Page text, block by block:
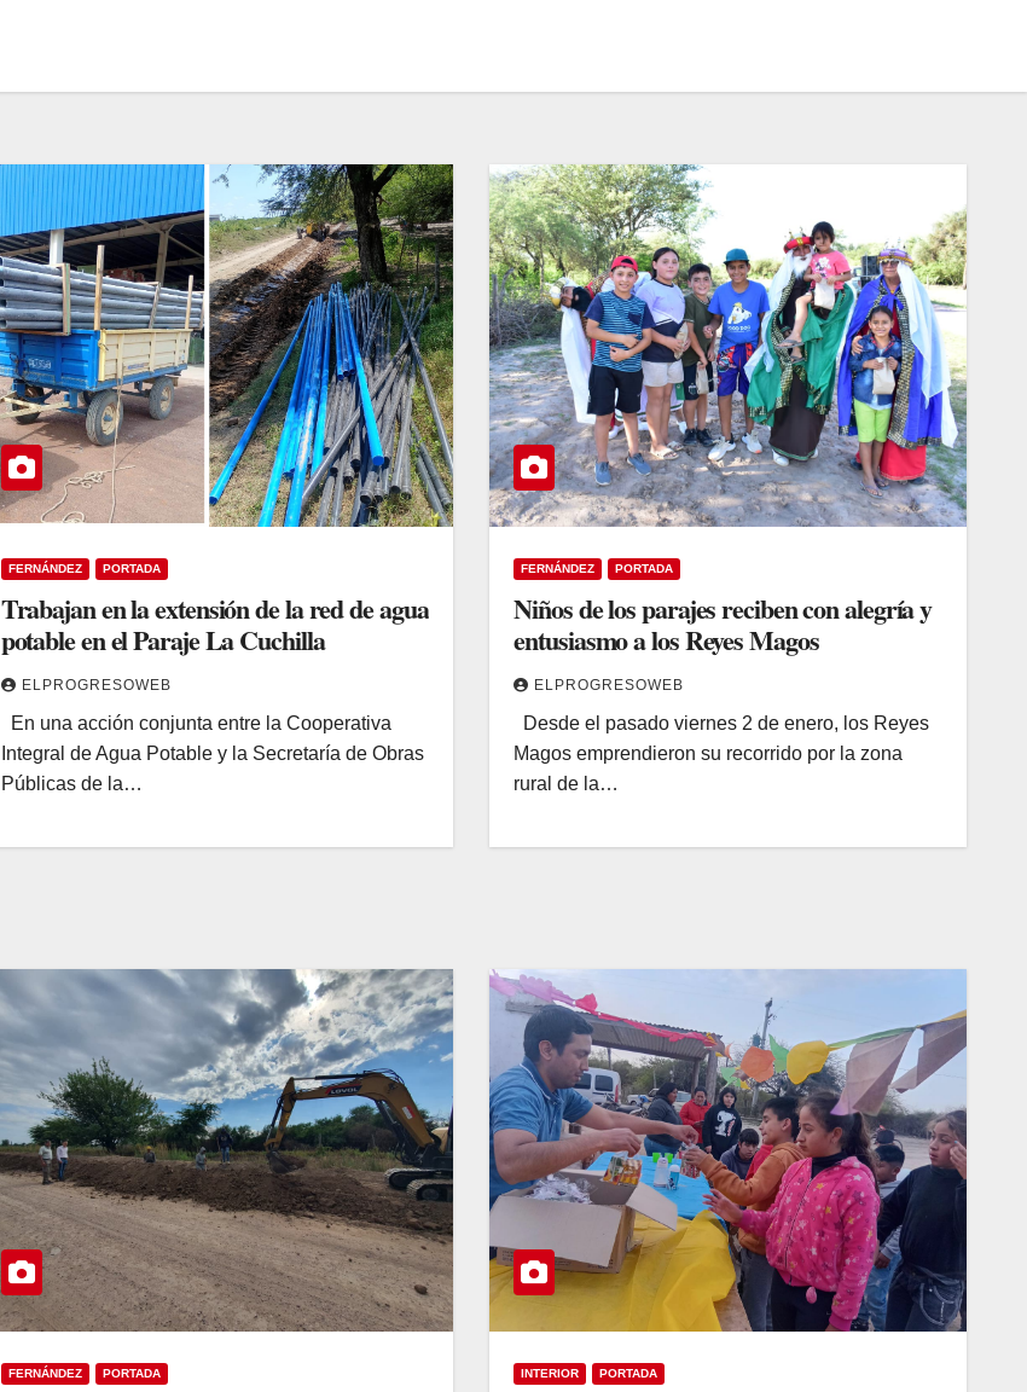
FERNÁNDEZ PORTADA
Trabajan en la extensión de la red de agua
potable en el Paraje La Cuchilla
ELPROGRESOWEB
En una acción conjunta entre la Cooperativa
Integral de Agua Potable y la Secretaría de Obras
Públicas de la…
FERNÁNDEZ PORTADA
Niños de los parajes reciben con alegría y
entusiasmo a los Reyes Magos
ELPROGRESOWEB
Desde el pasado viernes 2 de enero, los Reyes
Magos emprendieron su recorrido por la zona
rural de la…
FERNÁNDEZ PORTADA INTERIOR PORTADA